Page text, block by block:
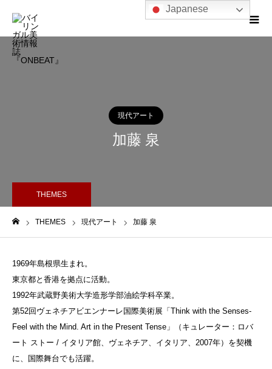
現代アート
加藤 泉
THEMES
THEMES 現代アート 加藤 泉
1969年島根県生まれ。
東京都と香港を拠点に活動。
1992年武蔵野美術大学造形学部油絵学科卒業。
第52回ヴェネチアビエンナーレ国際美術展「Think with the Senses-
Feel with the Mind. Art in the Present Tense」（キュレーター：ロバ
ート ストー / イタリア館、ヴェネチア、イタリア、2007年）を契機
に、国際舞台でも活躍。
Japanese